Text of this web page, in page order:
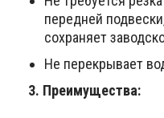
передней
сохраняет
Не перекрывает
3. Преимущества: